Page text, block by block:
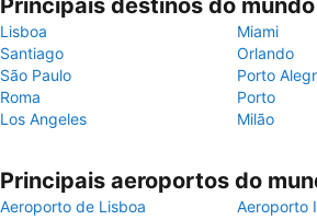
Principais destinos do mundo
Lisboa
Miami
Santiago
Orlando
São Paulo
Porto
Roma
Porto
Los Angeles
Milão
Principais aeroportos do
Aeroporto de Lisboa
Aeroporto